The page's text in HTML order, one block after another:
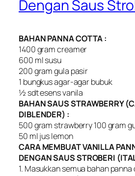
Dengan Saus
BAHAN PANNA COTTA :
1400 gram creamer
600 ml susu
200 gram gula pasir
1 bungkus agar-agar bubuk
½ sdt esens vanila
BAHAN SAUS STRAWBERRY
DIBLENDER) :
500 gram strawberry 100 gram
50 ml jus lemon
CARA MEMBUAT VANILLA
DENGAN SAUS STROBERI
1. Masukkan semua bahan